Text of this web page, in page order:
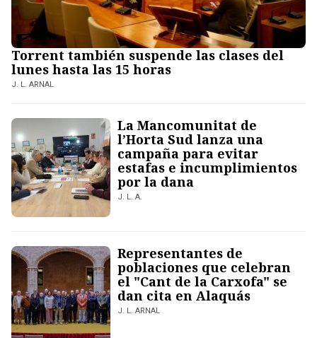
Torrent también suspende las clases del
lunes hasta las 15 horas
J. L. ARNAL
La Mancomunitat de
l’Horta Sud lanza una
campaña para evitar
estafas e incumplimientos
por la dana
J. L. A.
Representantes de
poblaciones que celebran
el "Cant de la Carxofa" se
dan cita en Alaquás
J. L. ARNAL